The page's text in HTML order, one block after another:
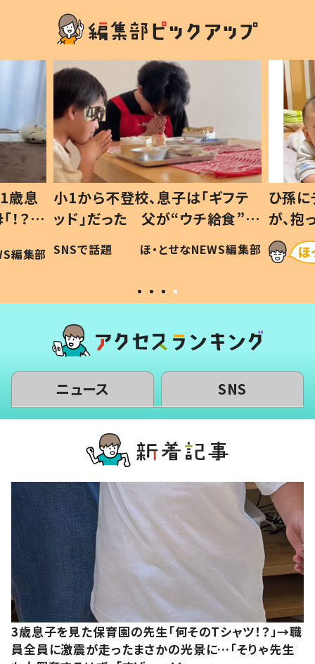
歳息
？」
編集部
小1から不登校、息子は「ギフテ
ッド」だった 父が“ウチ給食”を
作り続ける理由とは #令和の親
#令和の子
SNSで話題 ほ・とせなNEWS編集部
ひ孫
が、
「涙が
い」
ニュース SNS
3歳息子を見た保育園の先生「何そのTシャツ！？」→職
員全員に激震が走ったまさかの光景に…「そりゃ先生